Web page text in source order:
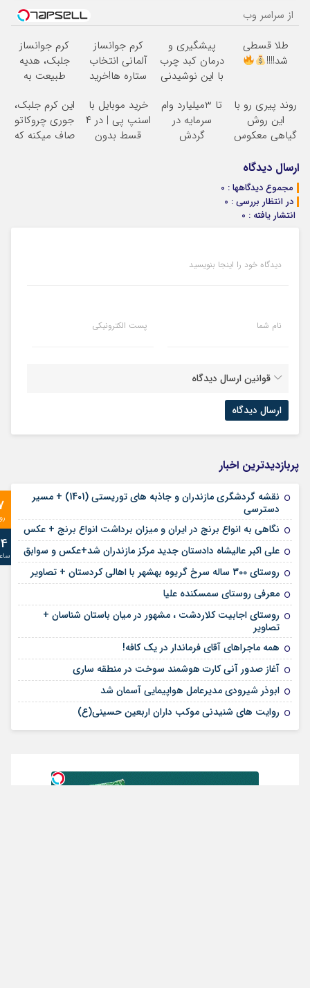
از سراسر وب
طلا قسطی
شد!!!!
پیشگیری و
درمان کبد چرب
با این نوشیدنی
کرم جوانساز
آلمانی انتخاب
ستاره ها!خرید
کرم جوانساز
جلبک، هدیه
طبیعت به
تخفیف ویژه)
روند پیری رو با
این روش
گیاهی معکوس
تا 3میلیارد وام
سرمایه در
گردش
خرید موبایل با
اسنپ پی | در ۴
قسط بدون
این کرم جلبک،
جوری چروکاتو
صاف میکنه که
ارسال دیدگاه
مجموع دیدگاهها : 0
در انتظار بررسی : 0
انتشار یافته : 0
دیدگاه خود را اینجا بنویسید
نام شما پست الکترونیکی
قوانین ارسال دیدگاه
پربازدیدترین اخبار
نقشه گردشگری مازندران و جاذبه های توریستی (1401) + مسیر
دسترسی
نگاهی به انواع برنج در ایران و میزان برداشت انواع برنج + عکس
علی‌ اکبر عالیشاه دادستان جدید مرکز مازندران شد+عکس و سوابق
روستای 300 ساله سرخ ‌گریوه بهشهر با اهالی کردستان + تصاویر
معرفی روستای سمسکنده علیا
روستای اجابیت کلاردشت ، مشهور در میان باستان شناسان +
تصاویر
همه ماجراهای آقای فرماندار در یک کافه!
آغاز صدور آنی کارت هوشمند سوخت در منطقه ساری
ابوذر شیرودی مدیرعامل هواپیمایی آسمان شد
روایت های شنیدنی موکب داران اربعین حسینی(ع)